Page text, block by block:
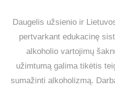
Daugelis užsienio ir
pertvarkant edukacinę
alkoholio vartojimų
užimtumą galima tikėtis
sumažinti alkoholizmą.